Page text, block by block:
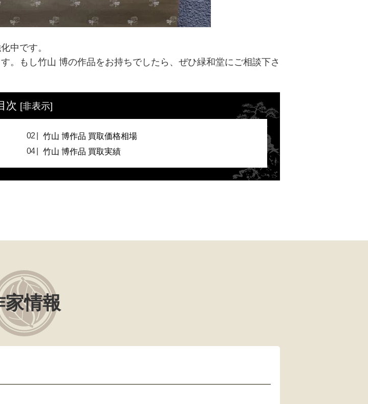
中です。
。もし竹山 博の作品をお持ちでしたら、ぜひ緑和堂にご相談下さ
次 [非表示]
竹山 博作品 買取価格相場
竹山 博作品 買取実績
家情報